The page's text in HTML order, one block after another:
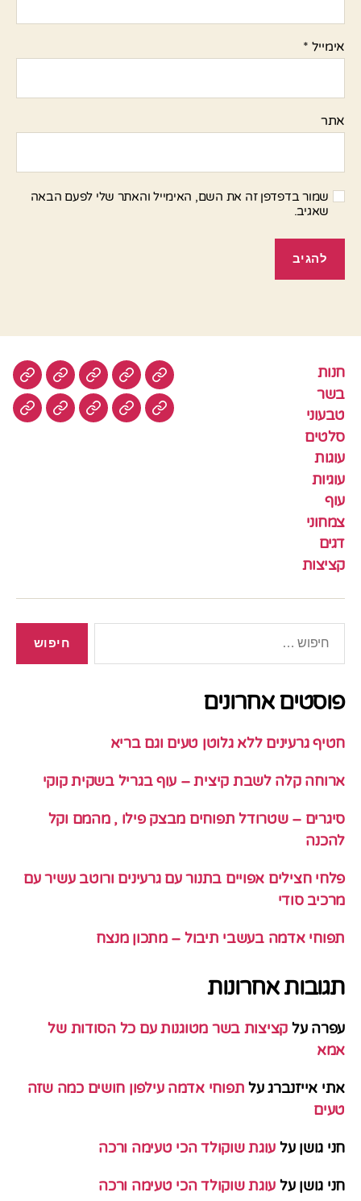
אימייל *
אתר
שמור בדפדפן זה את השם, האימייל והאתר שלי לפעם הבאה
שאגיב.
חנות
בשר
טבעוני
סלטים
עוגות
עוגיות
עוף
צמחוני
דגים
קציצות
חנות בשר טבעוניסלטים
עוגיותעוף צמחונידגים
פוסטים אחרונים
חטיף גרעינים ללא גלוטן טעים וגם בריא
ארוחה קלה לשבת קיצית – עוף בגריל בשקית קוקי
סיגרים – שטרודל תפוחים מבצק פילו , מהמם וקל
להכנה
פלחי חצילים אפויים בתנור עם גרעינים ורוטב עשיר עם
מרכיב סודי
תפוחי אדמה בעשבי תיבול – מתכון מנצח
תגובות אחרונות
עפרה על קציצות בשר מטוגנות עם כל הסודות של
אמא
אתי אייזנברגעל תפוחי אדמה עילפון חושים כמה שזה
טעים
חני גושן על עוגת שוקולד הכי טעימה ורכה
חני גושן על עוגת שוקולד הכי טעימה ורכה